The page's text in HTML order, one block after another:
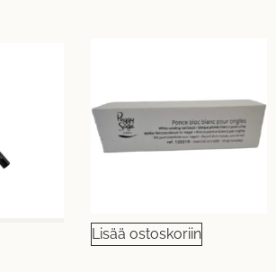
Lisää ostoskoriin